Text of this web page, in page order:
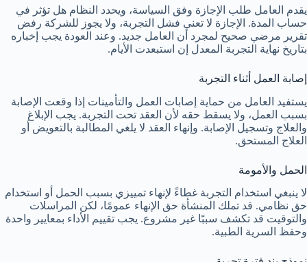
يقدم العامل طلب الإجازة وفق السياسة، ويحدد النظام هل تؤثر في
حساب المدة. الإجازة لا تعني فشل التجربة، ولا يجوز للشركة رفض
تقرير مرضي صحيح لمجرد أن العامل جديد. وعند العودة يجب إخباره
بتاريخ نهاية التجربة المعدل إن استبعدت الأيام.
إصابة العمل أثناء التجربة
يستفيد العامل من حماية إصابات العمل والتأمينات إذا وقعت الإصابة
بسبب العمل، ولا يسقط حقه لأن العقد تحت التجربة. يجب الإبلاغ
والعلاج وتسجيل الإصابة. وإنهاء العقد لا يلغي المطالبة بالتعويض أو
العلاج المستحق.
الحمل والأمومة
لا ينبغي استخدام التجربة غطاءً لإنهاء تمييزي بسبب الحمل أو استخدام
حق نظامي. قد تملك المنشأة حق الإنهاء عمومًا، لكن المراسلات
والتوقيت قد تكشف سببًا غير مشروع. يجب تقييم الأداء بمعايير واحدة
وحفظ السرية الطبية.